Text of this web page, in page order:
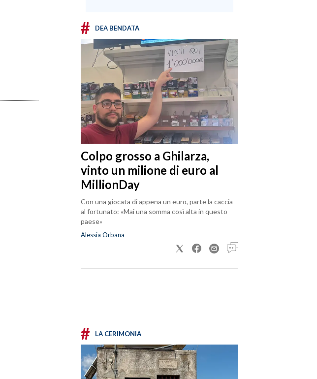
# DEA BENDATA
Colpo grosso a Ghilarza,
vinto un milione di euro al
MillionDay
Con una giocata di appena un euro, parte la caccia
al fortunato: «Mai una somma così alta in questo
paese»
Alessia Orbana
# LA CERIMONIA